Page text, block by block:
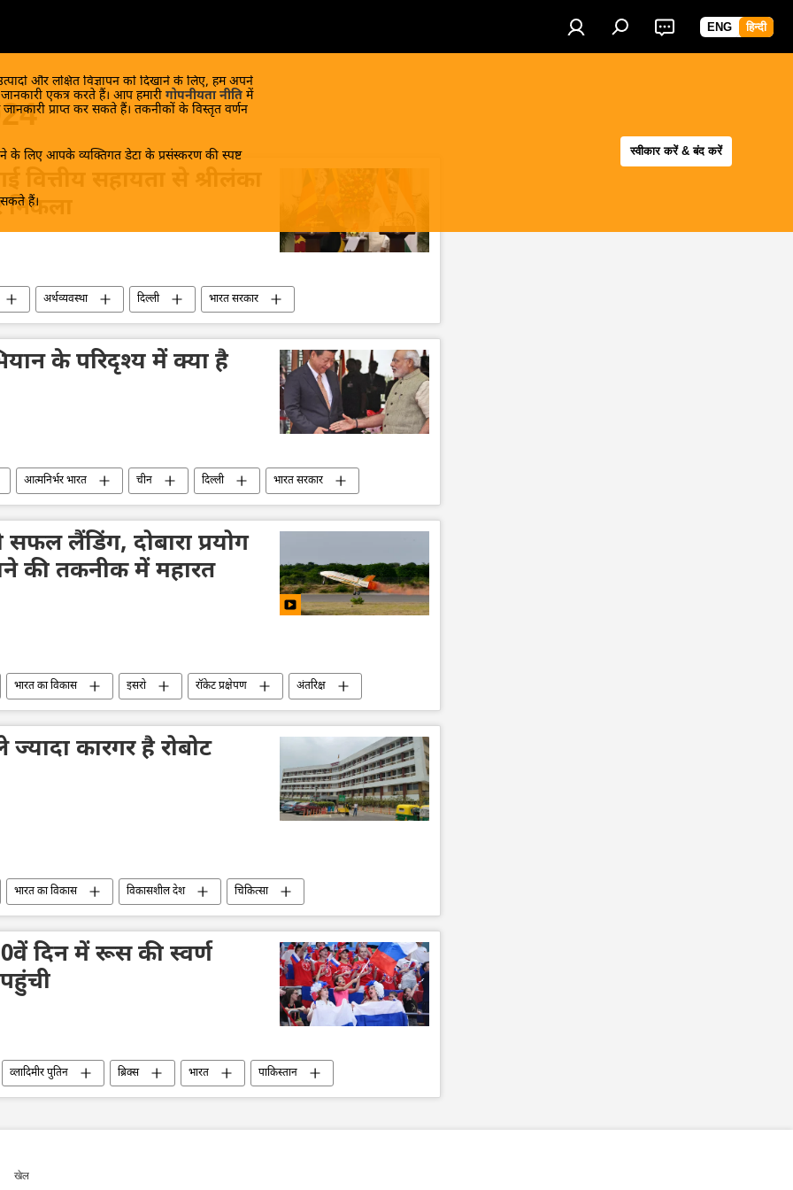
ENG हिन्दी
और लक्षित विज्ञापन को दिखाने के लिए, हम अपने
एकत्र करते हैं। आप हमारी गोपनीयता नीति में
प्राप्त कर सकते हैं। तकनीकों के विस्तृत वर्णन
के लिए आपके व्यक्तिगत डेटा के प्रसंस्करण की स्पष्ट
हैं।
स्वीकार करें & बंद करें
अर्थव्यवस्था दिल्ली
भारत सरकार
विदेश मंत्रालय भारत का विदेश मंत्रालय (MEA)
के परिदृश्य में क्या है
आत्मनिर्भर भारत चीन दिल्ली
भारत सरकार
(MEA) रक्षा मंत्रालय (MoD)
हिन्द महासागर
दक्षिण चीन सागर फिलीपींस
हिंद-प्रशांत क्षेत्र
द्विपक्षीय व्यापार
राष्ट्रीय मुद्राओं में व्यापार
लैंडिंग, दोबारा प्रयोग
की तकनीक में महारत
भारत का विकास इसरो रॉकेट प्रक्षेपण
अंतरिक्ष
तकनीकी विकास उपग्रह उपग्रह प्रक्षेपण
कारगर है रोबोट
भारत का विकास विकासशील देश
​चिकित्सा
दक्षिण एशिया भारतीय सेना
दिन में रूस की स्वर्ण
व्लादिमीर पुतिन ब्रिक्स भारत
पाकिस्तान
खेल